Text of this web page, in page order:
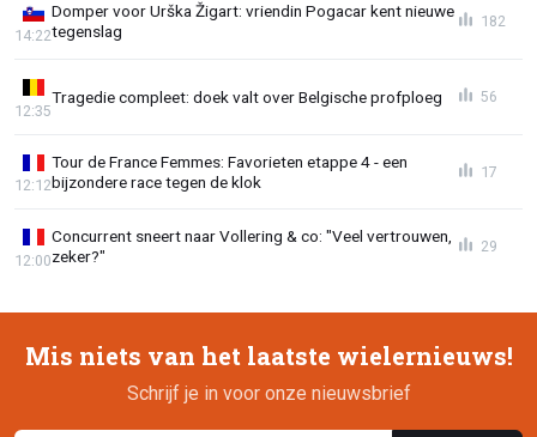
Domper voor Urška Žigart: vriendin Pogacar kent nieuwe
tegenslag
14:22
182
Tragedie compleet: doek valt over Belgische profploeg
12:35
56
Tour de France Femmes: Favorieten etappe 4 - een
bijzondere race tegen de klok
12:12
17
Concurrent sneert naar Vollering & co: "Veel vertrouwen,
zeker?"
12:00
29
Mis niets van het laatste wielernieuws!
Schrijf je in voor onze nieuwsbrief